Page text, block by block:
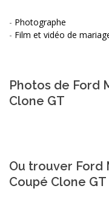
- Photographe
- Film et vidéo de
Photos de Ford
Clone GT
Ou trouver Ford
Coupé Clone GT